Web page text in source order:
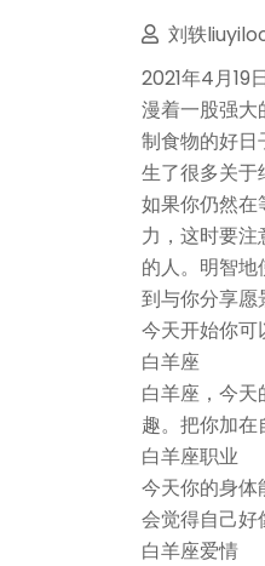
刘轶
2021年4月19
漫着一股强大
制食物的好日
生了很多关于
如果你仍然在
力，这时要
的人。明智
到与你分享愿
今天开始你可
白羊座
白羊座，今
趣。把你加
白羊座职业
今天你的身体
会觉得自己好
白羊座爱情